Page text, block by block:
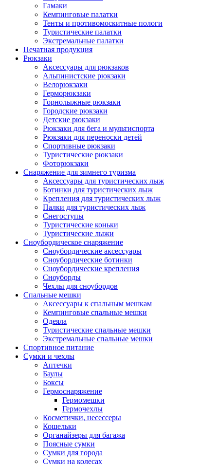
Гамаки
Кемпинговые палатки
Тенты и противомоскитные пологи
Туристические палатки
Экстремальные палатки
Печатная продукция
Рюкзаки
Аксессуары для рюкзаков
Альпинистские рюкзаки
Велорюкзаки
Герморюкзаки
Горнолыжные рюкзаки
Городские рюкзаки
Детские рюкзаки
Рюкзаки для бега и мультиспорта
Рюкзаки для переноски детей
Спортивные рюкзаки
Туристические рюкзаки
Фоторюкзаки
Снаряжение для зимнего туризма
Аксессуары для туристических лыж
Ботинки для туристических лыж
Крепления для туристических лыж
Палки для туристических лыж
Снегоступы
Туристические коньки
Туристические лыжи
Сноубордическое снаряжение
Сноубордические аксессуары
Сноубордические ботинки
Сноубордические крепления
Сноуборды
Чехлы для сноубордов
Спальные мешки
Аксессуары к спальным мешкам
Кемпинговые спальные мешки
Одеяла
Туристические спальные мешки
Экстремальные спальные мешки
Спортивное питание
Сумки и чехлы
Аптечки
Баулы
Боксы
Гермоснаряжение
Гермомешки
Гермочехлы
Косметички, несессеры
Кошельки
Органайзеры для багажа
Поясные сумки
Сумки для города
Сумки на колесах